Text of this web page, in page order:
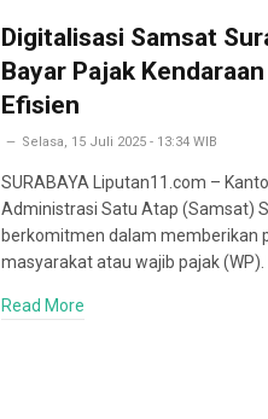
Digitalisasi Samsat
Bayar Pajak
Efisien
Selasa, 15 Juli 2025 - 13:34 WIB
SURABAYA Liputan11.com –
Administrasi Satu Atap (Samsat)
berkomitmen dalam memberikan
masyarakat atau wajib pajak (WP).
Read More